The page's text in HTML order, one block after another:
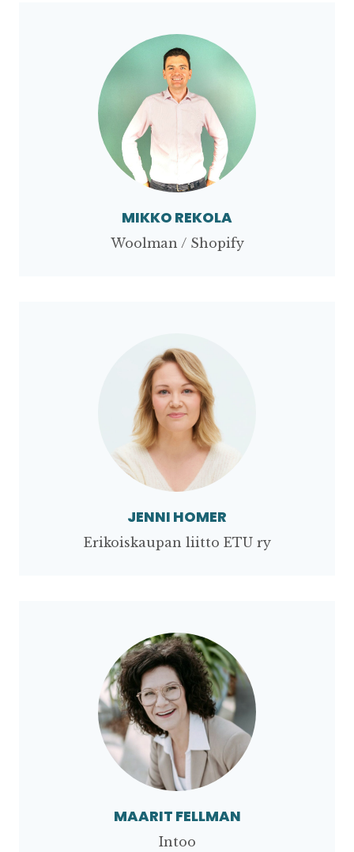
MIKKO REKOLA
Woolman / Shopify
JENNI HOMER
Erikoiskaupan liitto ETU ry
MAARIT FELLMAN
Intoo